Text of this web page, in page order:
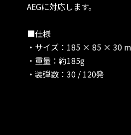
AEGに対応します。
■仕様
・サイズ：185 × 85 × 30
・重量：約185g
・装弾数：30 / 120発